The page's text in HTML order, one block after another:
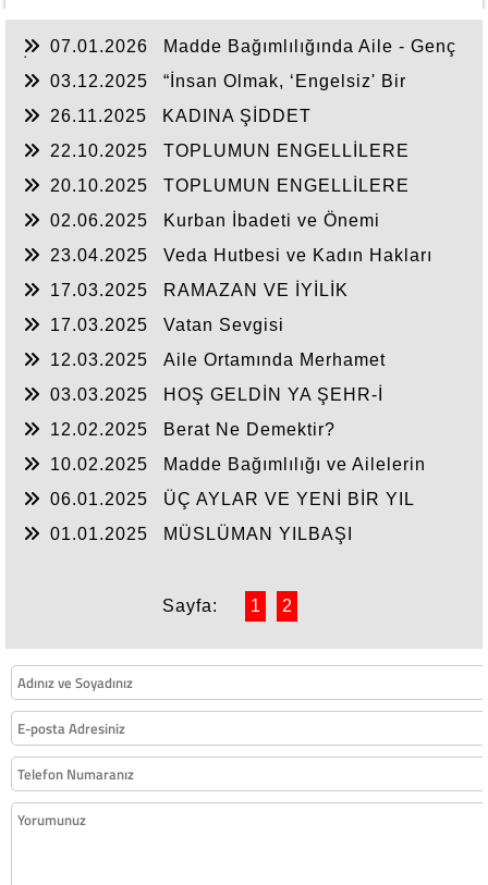
07.01.2026
Madde Bağımlılığında Aile - Genç
03.12.2025
“İnsan Olmak, ‘Engelsiz' Bir
26.11.2025
KADINA ŞİDDET
22.10.2025
TOPLUMUN ENGELLİLERE
20.10.2025
TOPLUMUN ENGELLİLERE
02.06.2025
Kurban İbadeti ve Önemi
23.04.2025
Veda Hutbesi ve Kadın Hakları
17.03.2025
RAMAZAN VE İYİLİK
17.03.2025
Vatan Sevgisi
12.03.2025
Aile Ortamında Merhamet
03.03.2025
HOŞ GELDİN YA ŞEHR-İ
12.02.2025
Berat Ne Demektir?
10.02.2025
Madde Bağımlılığı ve Ailelerin
06.01.2025
ÜÇ AYLAR VE YENİ BİR YIL
01.01.2025
MÜSLÜMAN YILBAŞI
Sayfa: 1 2